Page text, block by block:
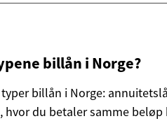
billån i Norge?
billån i Norge:
du betaler samme